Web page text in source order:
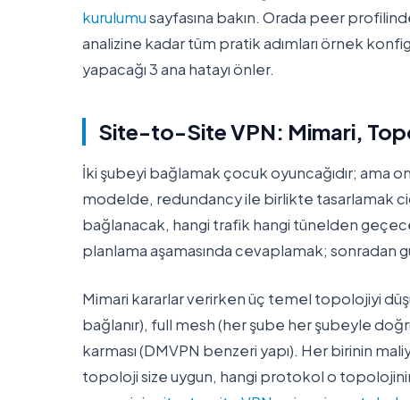
kurulumusayfasına bakın. Orada peer
analizine kadar tüm pratik adımları örnek
yapacağı 3 ana hatayı önler.
Site-to-Site VPN: Mimari,
İki şubeyi bağlamak çocuk oyuncağıdır;
modelde, redundancy ile birlikte tasarlamak
bağlanacak, hangi trafik hangi tünelden
planlama aşamasında cevaplamak; sonradan
Mimari kararlar verirken üç temel topolojiyi
bağlanır), full mesh (her şube her şubeyle
karması (DMVPN benzeri yapı). Her birinin
topoloji size uygun, hangi protokol o topolojinin